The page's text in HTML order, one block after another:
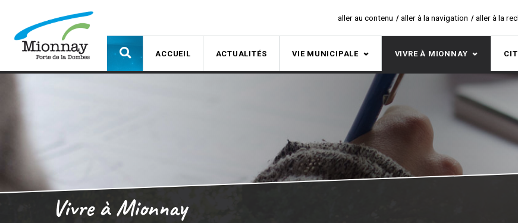
aller au contenu aller à la navigation aller à la
ACCUEIL ACTUALITÉS VIE MUNICIPALE VIVRE À MIONNAY
Vivre à Mionnay